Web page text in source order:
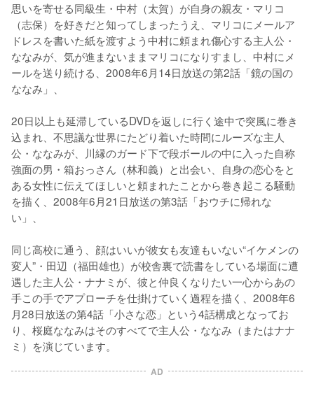
思いを寄せる同級生・中村（太賀）が自身の親友・マリコ
（志保）を好きだと知ってしまったうえ、マリコにメールア
ドレスを書いた紙を渡すよう中村に頼まれ傷心する主人公・
ななみが、気が進まないままマリコになりすまし、中村にメ
ールを送り続ける、2008年6月14日放送の第2話「鏡の国の
ななみ」、
20日以上も延滞しているDVDを返しに行く途中で突風に巻き
込まれ、不思議な世界にたどり着いた時間にルーズな主人
公・ななみが、川縁のガード下で段ボールの中に入った自称
強面の男・箱おっさん（林和義）と出会い、自身の恋心をと
ある女性に伝えてほしいと頼まれたことから巻き起こる騒動
を描く、2008年6月21日放送の第3話「おウチに帰れな
い」、
同じ高校に通う、顔はいいが彼女も友達もいない“イケメンの
変人”・田辺（福田雄也）が校舎裏で読書をしている場面に遭
遇した主人公・ナナミが、彼と仲良くなりたい一心からあの
手この手でアプローチを仕掛けていく過程を描く、2008年6
月28日放送の第4話「小さな恋」という4話構成となってお
り、桜庭ななみはそのすべてで主人公・ななみ（またはナナ
ミ）を演じています。
AD